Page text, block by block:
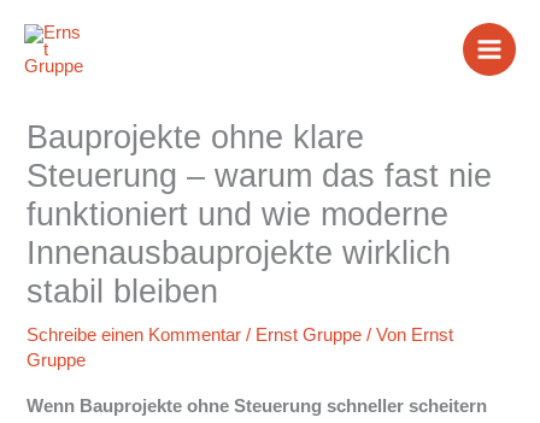
Inhalt
springen
Bauprojekte ohne klare
Steuerung – warum das fast nie
funktioniert und wie moderne
Innenausbauprojekte wirklich
stabil bleiben
Schreibe einen Kommentar / Ernst Gruppe / Von Ernst
Gruppe
Wenn Bauprojekte ohne Steuerung schneller scheitern